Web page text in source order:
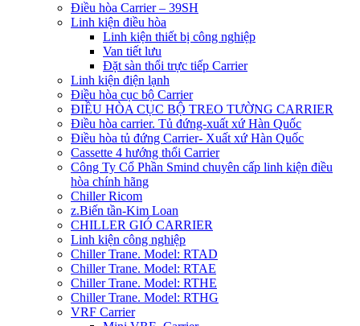
Điều hòa Carrier – 39SH
Linh kiện điều hòa
Linh kiện thiết bị công nghiệp
Van tiết lưu
Đặt sàn thổi trực tiếp Carrier
Linh kiện điện lạnh
Điều hòa cục bộ Carrier
ĐIỀU HÒA CỤC BỘ TREO TƯỜNG CARRIER
Điều hòa carrier. Tủ đứng-xuất xứ Hàn Quốc
Điều hòa tủ đứng Carrier- Xuất xứ Hàn Quốc
Cassette 4 hướng thổi Carrier
Công Ty Cổ Phần Smind chuyên cấp linh kiện điều
hòa chính hãng
Chiller Ricom
z.Biến tần-Kim Loan
CHILLER GIÓ CARRIER
Linh kiện công nghiệp
Chiller Trane. Model: RTAD
Chiller Trane. Model: RTAE
Chiller Trane. Model: RTHE
Chiller Trane. Model: RTHG
VRF Carrier